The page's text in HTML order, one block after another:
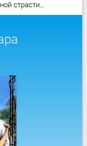
страсти…